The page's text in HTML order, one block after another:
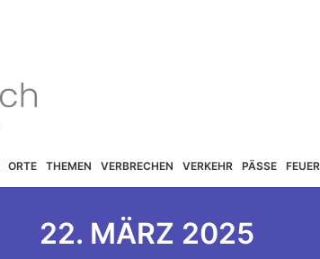
ORTE THEMEN VERBRECHEN VERKEHR PÄSSE
22. MÄRZ 2025